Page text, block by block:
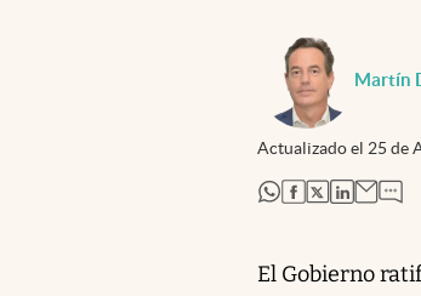
Martín
Actualizado el 25 de
abre en nueva
abre en nueva
abre en
abre en
El Gobierno